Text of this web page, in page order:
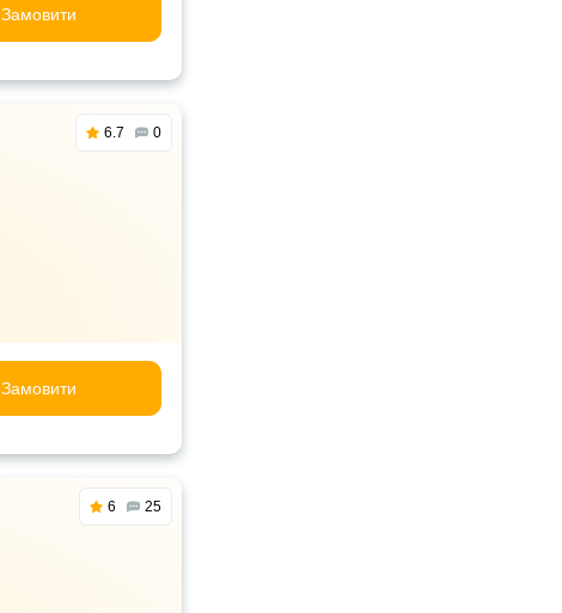
Замовити
6.7 0
Замовити
6 25